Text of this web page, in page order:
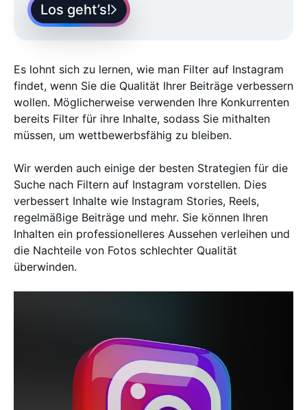
Los geht’s!
Es lohnt sich zu lernen, wie man Filter auf Instagram
findet, wenn Sie die Qualität Ihrer Beiträge verbessern
wollen. Möglicherweise verwenden Ihre Konkurrenten
bereits Filter für ihre Inhalte, sodass Sie mithalten
müssen, um wettbewerbsfähig zu bleiben.
Wir werden auch einige der besten Strategien für die
Suche nach Filtern auf Instagram vorstellen. Dies
verbessert Inhalte wie Instagram Stories, Reels,
regelmäßige Beiträge und mehr. Sie können Ihren
Inhalten ein professionelleres Aussehen verleihen und
die Nachteile von Fotos schlechter Qualität
überwinden.